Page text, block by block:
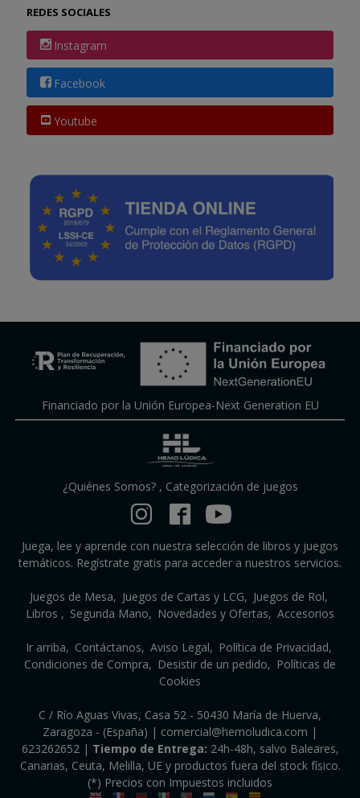
REDES SOCIALES
Instagram
Facebook
Youtube
Financiado por la Unión Europea-Next Generation EU
¿Quiénes Somos?, Categorización de juegos
Juega, lee y aprende con nuestra selección de libros y juegos
temáticos. Regístrate gratis para acceder a nuestros servicios.
Juegos de Mesa Juegos de Cartas y LCG
Juegos de Rol
Libros
Segunda Mano Novedades y Ofertas Accesorios
Ir arriba Contáctanos Aviso Legal
Política de Privacidad
Condiciones de Compra
Desistir de un pedido
Políticas de
Cookies
C / Río Aguas Vivas, Casa 52 - 50430 María de Huerva,
Zaragoza - (España) | comercial@hemoludica.com |
623262652| Tiempo de Entrega: 24h-48h, salvo Baleares,
Canarias, Ceuta, Melilla, UE y productos fuera del stock físico.
(*) Precios con Impuestos incluidos